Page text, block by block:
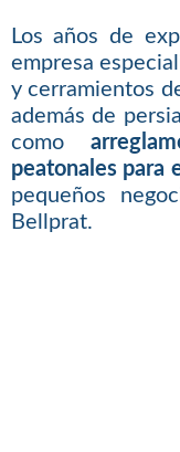
Los años de
empresa
y cerramientos
además de
como
peatonales para
pequeños
Bellprat.